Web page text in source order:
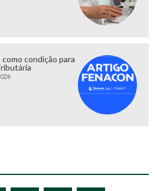
condição para